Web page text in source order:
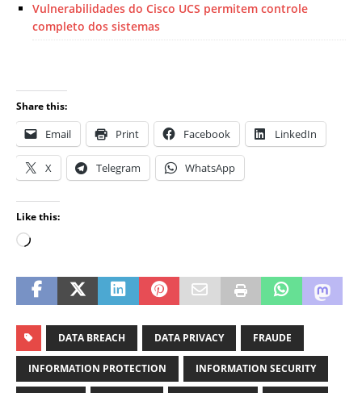
Vulnerabilidades do Cisco UCS permitem controle
completo dos sistemas
Share this:
Email Print Facebook LinkedIn
X Telegram WhatsApp
Like this:
DATA BREACH DATA PRIVACY FRAUDE
INFORMATION PROTECTION INFORMATION SECURITY